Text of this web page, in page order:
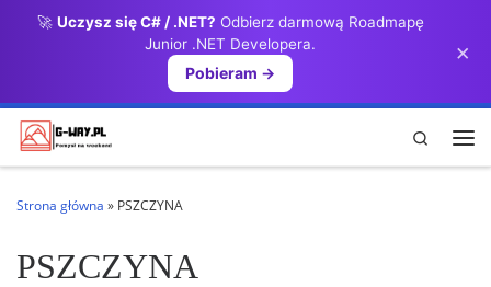
🚀 Uczysz się C# / .NET? Odbierz darmową Roadmapę
Junior .NET Developera.
Pobieram →
×
Przejdź do treści
Search
Strona główna » PSZCZYNA
PSZCZYNA